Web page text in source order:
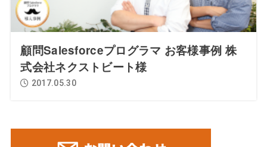
顧問Salesforceプログラマ お客様事例 株
式会社ネクストビート様
2017.05.30